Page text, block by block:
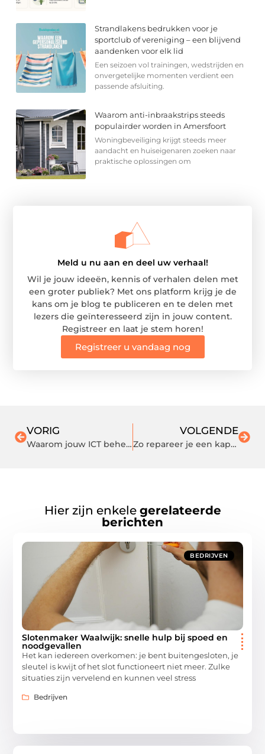
Strandlakens bedrukken voor je
sportclub of vereniging – een blijvend
aandenken voor elk lid
Een seizoen vol trainingen, wedstrijden en
onvergetelijke momenten verdient een
passende afsluiting.
Waarom anti-inbraakstrips steeds
populairder worden in Amersfoort
Woningbeveiliging krijgt steeds meer
aandacht en huiseigenaren zoeken naar
praktische oplossingen om
Meld u nu aan en deel uw verhaal!
Wil je jouw ideeën, kennis of verhalen delen met
een groter publiek? Met ons platform krijg je de
kans om je blog te publiceren en te delen met
lezers die geïnteresseerd zijn in jouw content.
Registreer en laat je stem horen!
Registreer u vandaag nog
VORIG
Waarom jouw ICT beheer uitbesteden een goed idee is
VOLGENDE
Zo repareer je een kapotte Dyson stofzuiger
Hier zijn enkele gerelateerde
berichten
BEDRIJVEN
Slotenmaker Waalwijk: snelle hulp bij spoed en
noodgevallen
Het kan iedereen overkomen: je bent buitengesloten, je
sleutel is kwijt of het slot functioneert niet meer. Zulke
situaties zijn vervelend en kunnen veel stress
Bedrijven